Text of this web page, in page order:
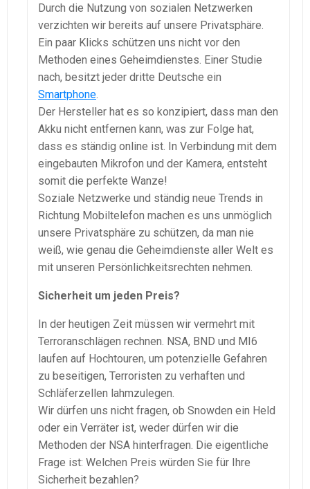
Durch die Nutzung von sozialen Netzwerken
verzichten wir bereits auf unsere Privatsphäre.
Ein paar Klicks schützen uns nicht vor den
Methoden eines Geheimdienstes. Einer Studie
nach, besitzt jeder dritte Deutsche ein
Smartphone.
Der Hersteller hat es so konzipiert, dass man den
Akku nicht entfernen kann, was zur Folge hat,
dass es ständig online ist. In Verbindung mit dem
eingebauten Mikrofon und der Kamera, entsteht
somit die perfekte Wanze!
Soziale Netzwerke und ständig neue Trends in
Richtung Mobiltelefon machen es uns unmöglich
unsere Privatsphäre zu schützen, da man nie
weiß, wie genau die Geheimdienste aller Welt es
mit unseren Persönlichkeitsrechten nehmen.
Sicherheit um jeden Preis?
In der heutigen Zeit müssen wir vermehrt mit
Terroranschlägen rechnen. NSA, BND und MI6
laufen auf Hochtouren, um potenzielle Gefahren
zu beseitigen, Terroristen zu verhaften und
Schläferzellen lahmzulegen.
Wir dürfen uns nicht fragen, ob Snowden ein Held
oder ein Verräter ist, weder dürfen wir die
Methoden der NSA hinterfragen. Die eigentliche
Frage ist: Welchen Preis würden Sie für Ihre
Sicherheit bezahlen?